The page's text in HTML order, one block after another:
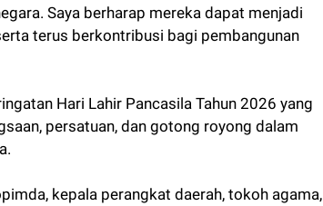
Saya berharap mereka dapat menjadi
terus berkontribusi bagi pembangunan
Hari Lahir Pancasila Tahun 2026 yang
persatuan, dan gotong royong dalam
kepala perangkat daerah, tokoh agama,